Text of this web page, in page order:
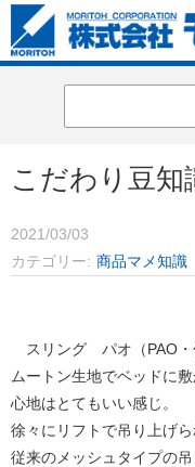
こだわり豆知
2021/03/03
カテゴリー
商品マメ知識
スリング パオ（PAO・
ムートン生地でベッドに
心地はとてもいい感じ。
徐々にリフトで吊り上げ
従来のメッシュタイプの